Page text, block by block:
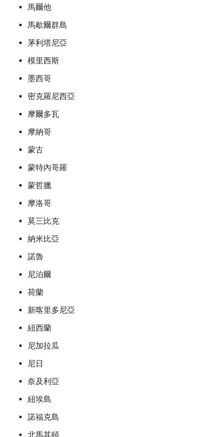
馬爾他
馬歇爾群島
茅利塔尼亞
模里西斯
墨西哥
密克羅尼西亞
摩爾多瓦
摩納哥
蒙古
蒙特內哥羅
蒙哲臘
摩洛哥
莫三比克
納米比亞
諾魯
尼泊爾
荷蘭
新喀里多尼亞
紐西蘭
尼加拉瓜
尼日
奈及利亞
紐埃島
諾福克島
北馬其頓